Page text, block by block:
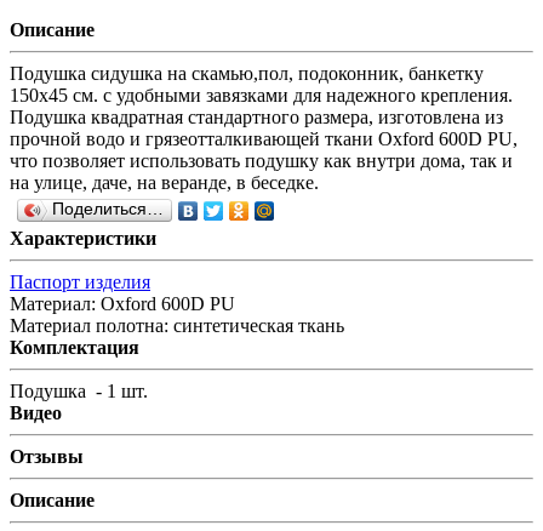
Описание
Подушка сидушка на скамью,пол, подоконник, банкетку
150x45 см. с удобными завязками для надежного крепления.
Подушка квадратная стандартного размера, изготовлена из
прочной водо и грязеотталкивающей ткани Oxford 600D PU,
что позволяет использовать подушку как внутри дома, так и
на улице, даче, на веранде, в беседке.
Поделиться…
Характеристики
Паспорт изделия
Материал: Oxford 600D PU
Материал полотна: синтетическая ткань
Комплектация
Подушка - 1 шт.
Видео
Отзывы
Описание